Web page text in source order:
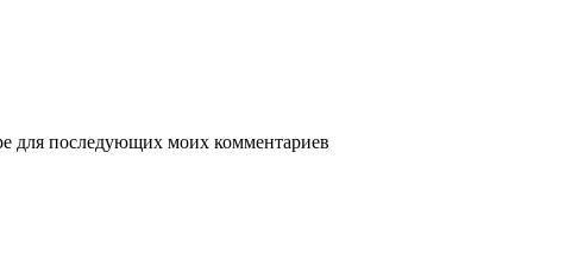
для последующих моих комментариев